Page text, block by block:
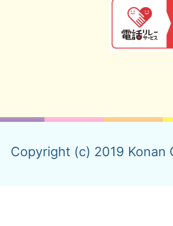
Copyright (c) 2019 Konan